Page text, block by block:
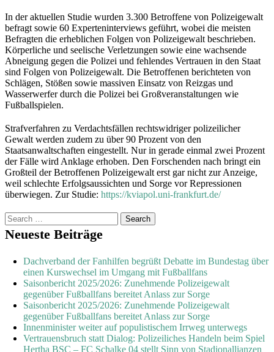
In der aktuellen Studie wurden 3.300 Betroffene von Polizeigewalt
befragt sowie 60 Experteninterviews geführt, wobei die meisten
Befragten die erheblichen Folgen von Polizeigewalt beschrieben.
Körperliche und seelische Verletzungen sowie eine wachsende
Abneigung gegen die Polizei und fehlendes Vertrauen in den Staat
sind Folgen von Polizeigewalt. Die Betroffenen berichteten von
Schlägen, Stößen sowie massiven Einsatz von Reizgas und
Wasserwerfer durch die Polizei bei Großveranstaltungen wie
Fußballspielen.
Strafverfahren zu Verdachtsfällen rechtswidriger polizeilicher
Gewalt werden zudem zu über 90 Prozent von den
Staatsanwaltschaften eingestellt. Nur in gerade einmal zwei Prozent
der Fälle wird Anklage erhoben. Den Forschenden nach bringt ein
Großteil der Betroffenen Polizeigewalt erst gar nicht zur Anzeige,
weil schlechte Erfolgsaussichten und Sorge vor Repressionen
überwiegen. Zur Studie: https://kviapol.uni-frankfurt.de/
Search
for:
Neueste Beiträge
Dachverband der Fanhilfen begrüßt Debatte im Bundestag über
einen Kurswechsel im Umgang mit Fußballfans
Saisonbericht 2025/2026: Zunehmende Polizeigewalt
gegenüber Fußballfans bereitet Anlass zur Sorge
Saisonbericht 2025/2026: Zunehmende Polizeigewalt
gegenüber Fußballfans bereitet Anlass zur Sorge
Innenminister weiter auf populistischem Irrweg unterwegs
Vertrauensbruch statt Dialog: Polizeiliches Handeln beim Spiel
Hertha BSC – FC Schalke 04 stellt Sinn von Stadionallianzen